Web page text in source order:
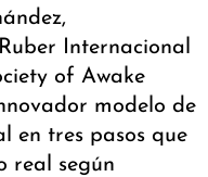
Internacional
of Awake
modelo de
en tres pasos que
real según